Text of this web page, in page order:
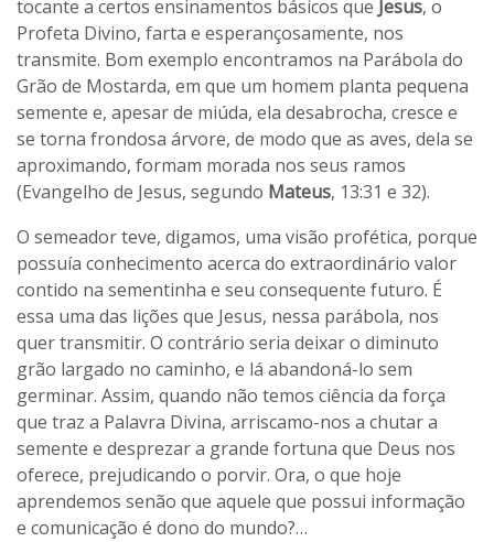
tocante a certos ensinamentos básicos que Jesus, o
Profeta Divino, farta e esperançosamente, nos
transmite. Bom exemplo encontramos na Parábola do
Grão de Mostarda, em que um homem planta pequena
semente e, apesar de miúda, ela desabrocha, cresce e
se torna frondosa árvore, de modo que as aves, dela se
aproximando, formam morada nos seus ramos
(Evangelho de Jesus, segundo Mateus, 13:31 e 32).
O semeador teve, digamos, uma visão profética, porque
possuía conhecimento acerca do extraordinário valor
contido na sementinha e seu consequente futuro. É
essa uma das lições que Jesus, nessa parábola, nos
quer transmitir. O contrário seria deixar o diminuto
grão largado no caminho, e lá abandoná-lo sem
germinar. Assim, quando não temos ciência da força
que traz a Palavra Divina, arriscamo-nos a chutar a
semente e desprezar a grande fortuna que Deus nos
oferece, prejudicando o porvir. Ora, o que hoje
aprendemos senão que aquele que possui informação
e comunicação é dono do mundo?…